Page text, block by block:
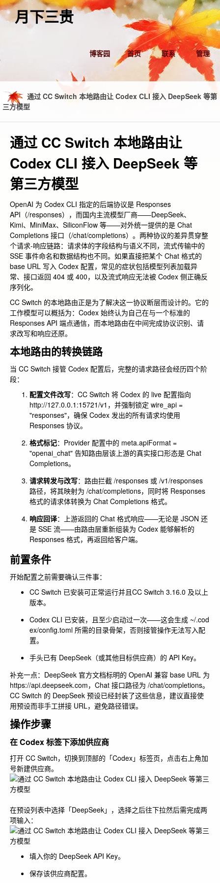
月下三贵
博客园 首页 联系 管理
通过 CC Switch 本地路由让 Codex CLI 接入 DeepSeek 等第
三方模型
通过 CC Switch 本地路由让
Codex CLI 接入 DeepSeek 等
第三方模型
OpenAI 为 Codex CLI 指定的后端协议是 Responses
API（/responses），而国内主流模型厂商——DeepSeek、
Kimi、MiniMax、SiliconFlow 等——对外统一提供的是 Chat
Completions 接口（/chat/completions）。两种协议的差异贯穿整
个请求-响应链路：请求体的字段结构与语义不同，流式传输中的
SSE 事件命名和数据结构也不同。如果直接把某个 Chat 格式的
base URL 写入 Codex 配置，常见的症状包括模型列表加载异
常、接口返回 404 或 400，以及流式响应无法被 Codex 侧正确反
序列化。
CC Switch 的本地路由正是为了解决这一协议断层而设计的。它的
工作模型可以概括为：Codex 始终认为自己在与一个标准的
Responses API 端点通信，而本地路由在中间完成协议识别、请
求改写和响应还原。
本地路由的转换链路
当 CC Switch 接管 Codex 配置后，完整的请求路径会经历四个阶
段：
配置文件改写：CC Switch 将 Codex 的 live 配置指向
http://127.0.0.1:15721/v1 ，并强制锁定 wire_api =
"responses"，确保 Codex 发出的所有请求均使用
Responses 协议。
格式标记：Provider 配置中的 meta.apiFormat =
"openai_chat" 告知路由层该上游的真实接口形态是 Chat
Completions。
请求转发与改写：路由拦截 /responses 或 /v1/responses
路径，将其映射为 /chat/completions，同时将 Responses
格式的请求体转换为 Chat Completions 格式。
响应回译：上游返回的 Chat 格式响应——无论是 JSON 还
是 SSE 流——由路由层重新组装为 Codex 能够解析的
Responses 格式，再返回给客户端。
前置条件
开始配置之前需要确认三件事：
CC Switch 已安装可正常运行并且CC Switch 3.16.0 及以上
版本。
Codex CLI 已安装，且至少启动过一次——这会生成 ~/.cod
ex/config.toml 所需的目录骨架，否则接管操作无法写入配
置。
手头已有 DeepSeek（或其他目标供应商）的 API Key。
补充一点：DeepSeek 官方文档标明的 OpenAI 兼容 base URL 为
https://api.deepseek.com，Chat 接口路径为 /chat/completions。
CC Switch 的 DeepSeek 预设已经封装了这些信息，建议直接使
用预设而非手工拼接 URL，避免路径错误。
操作步骤
在 Codex 标签下添加供应商
打开 CC Switch，切换到顶部的「Codex」标签页，点击右上角加
号新建供应商。
在预设列表中选择「DeepSeek」，选择之后往下拉然后需完成两
项输入：
填入你的 DeepSeek API Key。
保存该供应商配置。